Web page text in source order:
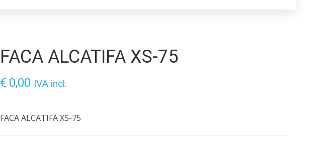
FACA ALCATIFA XS-75
€ 0,00 IVA incl.
FACA ALCATIFA XS-75